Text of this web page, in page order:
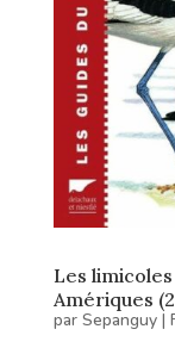
Les
Amériques
par Sepanguy|